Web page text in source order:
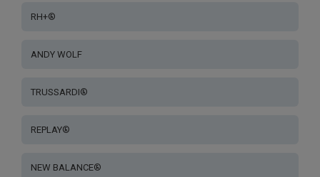
RH+®
ANDY WOLF
TRUSSARDI®
REPLAY®
NEW BALANCE®